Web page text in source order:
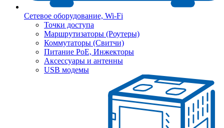
Сетевое оборудование, Wi-Fi
Точки доступа
Маршрутизаторы (Роутеры)
Коммутаторы (Свитчи)
Питание PoE, Инжекторы
Аксессуары и антенны
USB модемы